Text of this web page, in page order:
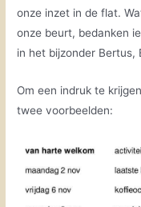
onze inzet in de flat.
onze beurt, bedanken
in het bijzonder Bertus,
Om een indruk te
twee voorbeelden: